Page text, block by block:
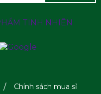
Chính sách mua sỉ